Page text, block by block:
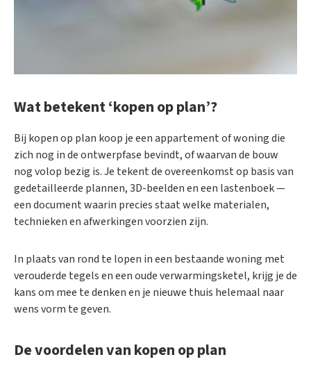
Wat betekent ‘kopen op plan’?
Bij kopen op plan koop je een appartement of woning die
zich nog in de ontwerpfase bevindt, of waarvan de bouw
nog volop bezig is. Je tekent de overeenkomst op basis van
gedetailleerde plannen, 3D-beelden en een lastenboek —
een document waarin precies staat welke materialen,
technieken en afwerkingen voorzien zijn.
In plaats van rond te lopen in een bestaande woning met
verouderde tegels en een oude verwarmingsketel, krijg je de
kans om mee te denken en je nieuwe thuis helemaal naar
wens vorm te geven.
De voordelen van kopen op plan